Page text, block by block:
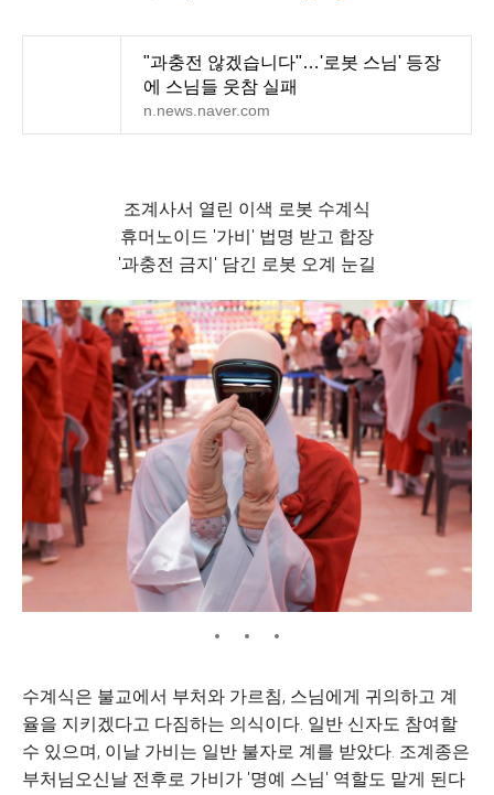
"과충전 않겠습니다"…'로봇 스님' 등장
에 스님들 웃참 실패
n.news.naver.com
조계사서 열린 이색 로봇 수계식
휴머노이드 '가비' 법명 받고 합장
'과충전 금지' 담긴 로봇 오계 눈길
수계식은 불교에서 부처와 가르침, 스님에게 귀의하고 계
율을 지키겠다고 다짐하는 의식이다. 일반 신자도 참여할
수 있으며, 이날 가비는 일반 불자로 계를 받았다. 조계종은
부처님오신날 전후로 가비가 '명예 스님' 역할도 맡게 된다